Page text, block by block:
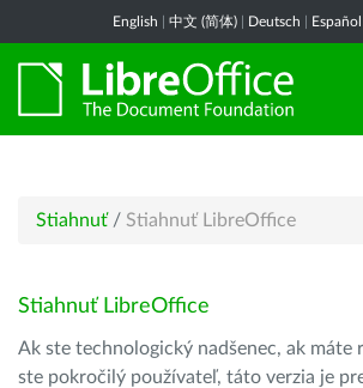
English 中文 (简体) Deutsch Español
Stiahnuť / Stiahnuť LibreOffice
Stiahnuť LibreOffice
Ak ste technologický nadšenec, ak máte
ste pokročilý používateľ, táto verzia je